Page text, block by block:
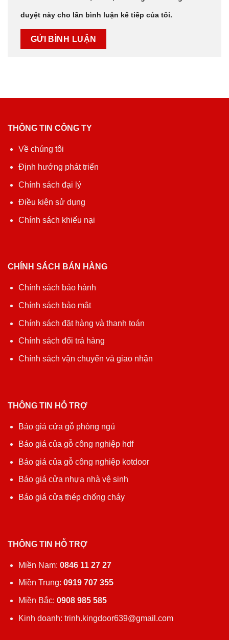
duyệt này cho lần bình luận kế tiếp của tôi.
THÔNG TIN CÔNG TY
Về chúng tôi
Định hướng phát triển
Chính sách đại lý
Điều kiện sử dụng
Chính sách khiếu nại
CHÍNH SÁCH BÁN HÀNG
Chính sách bảo hành
Chính sách bảo mật
Chính sách đặt hàng và thanh toán
Chính sách đổi trả hàng
Chính sách vận chuyển và giao nhận
THÔNG TIN HỖ TRỢ
Báo giá cửa gỗ phòng ngủ
Báo giá của gỗ công nghiệp hdf
Báo giá của gỗ công nghiệp kotdoor
Báo giá cửa nhựa nhà vệ sinh
Báo giá cửa thép chống cháy
THÔNG TIN HỖ TRỢ
Miền Nam: 0846 11 27 27
Miền Trung: 0919 707 355
Miền Bắc: 0908 985 585
Kinh doanh: trinh.kingdoor639@gmail.com